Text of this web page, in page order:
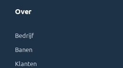
Over
Bedrijf
Banen
Klanten